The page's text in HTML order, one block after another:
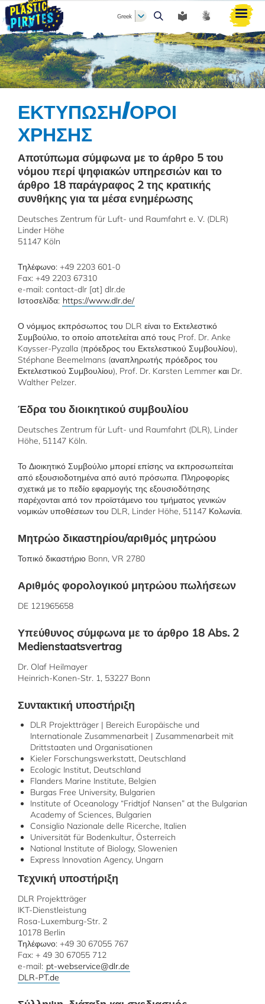
Αναζήτηση
Greek
ΕΚΤΎΠΩΣΗ/ΌΡΟΙ
ΧΡΉΣΗΣ
Αποτύπωμα σύμφωνα με το άρθρο 5 του
νόμου περί ψηφιακών υπηρεσιών και το
άρθρο 18 παράγραφος 2 της κρατικής
συνθήκης για τα μέσα ενημέρωσης
Deutsches Zentrum für Luft- und Raumfahrt e. V. (DLR)
Linder Höhe
51147 Köln
Τηλέφωνο: +49 2203 601-0
Fax: +49 2203 67310
e-mail: contact-dlr [at] dlr.de
Ιστοσελίδα: https://www.dlr.de/
Ο νόμιμος εκπρόσωπος του DLR είναι το Εκτελεστικό
Συμβούλιο, το οποίο αποτελείται από τους Prof. Dr. Anke
Kaysser-Pyzalla (πρόεδρος του Εκτελεστικού Συμβουλίου),
Stéphane Beemelmans (αναπληρωτής πρόεδρος του
Εκτελεστικού Συμβουλίου), Prof. Dr. Karsten Lemmer και Dr.
Walther Pelzer.
Έδρα του διοικητικού συμβουλίου
Deutsches Zentrum für Luft- und Raumfahrt (DLR), Linder
Höhe, 51147 Köln.
Το Διοικητικό Συμβούλιο μπορεί επίσης να εκπροσωπείται
από εξουσιοδοτημένα από αυτό πρόσωπα. Πληροφορίες
σχετικά με το πεδίο εφαρμογής της εξουσιοδότησης
παρέχονται από τον προϊστάμενο του τμήματος γενικών
νομικών υποθέσεων του DLR, Linder Höhe, 51147 Κολωνία.
Μητρώο δικαστηρίου/αριθμός μητρώου
Τοπικό δικαστήριο Bonn, VR 2780
Αριθμός φορολογικού μητρώου πωλήσεων
DE 121965658
Υπεύθυνος σύμφωνα με το άρθρο 18 Abs. 2
Medienstaatsvertrag
Dr. Olaf Heilmayer
Heinrich-Konen-Str. 1, 53227 Bonn
Συντακτική υποστήριξη
DLR Projektträger | Bereich Europäische und
Internationale Zusammenarbeit | Zusammenarbeit mit
Drittstaaten und Organisationen
Kieler Forschungswerkstatt, Deutschland
Ecologic Institut, Deutschland
Flanders Marine Institute, Belgien
Burgas Free University, Bulgarien
Institute of Oceanology “Fridtjof Nansen” at the Bulgarian
Academy of Sciences, Bulgarien
Consiglio Nazionale delle Ricerche, Italien
Universität für Bodenkultur, Österreich
National Institute of Biology, Slowenien
Express Innovation Agency, Ungarn
Τεχνική υποστήριξη
DLR Projektträger
IKT-Dienstleistung
Rosa-Luxemburg-Str. 2
10178 Berlin
Τηλέφωνο: +49 30 67055 767
Fax: + 49 30 67055 712
e-mail: pt-webservice@dlr.de
DLR-PT.de